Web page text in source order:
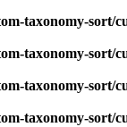
taxonomy-sort/
taxonomy-sort/
taxonomy-sort/
taxonomy-sort/